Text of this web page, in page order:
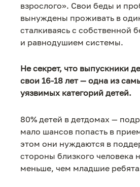
взрослого». Свои беды и
вынуждены проживать в
сталкиваясь с собственной
и равнодушием системы.
Не секрет, что выпускники
свои 16-18 лет — одна из
уязвимых категорий детей.
80% детей в детдомах —
мало шансов попасть в
этом они нуждаются в
стороны близкого человека
меньше, чем младшие